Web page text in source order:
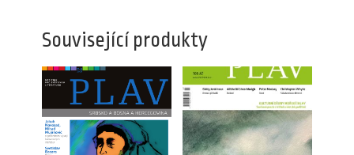
Související produkty